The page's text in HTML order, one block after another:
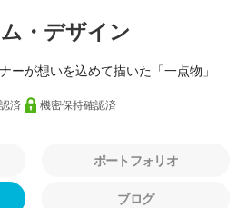
・デザイン
ーが想いを込めて描いた「一点物」
済 機密保持確認済
ポートフォリオ
ブログ